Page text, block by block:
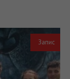
Запис